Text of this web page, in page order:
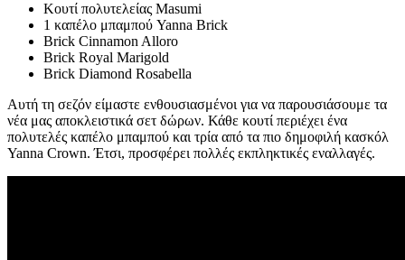
Κουτί πολυτελείας Masumi
1 καπέλο μπαμπού Yanna Brick
Brick Cinnamon Alloro
Brick Royal Marigold
Brick Diamond Rosabella
Αυτή τη σεζόν είμαστε ενθουσιασμένοι για να παρουσιάσουμε τα
νέα μας αποκλειστικά σετ δώρων. Κάθε κουτί περιέχει ένα
πολυτελές καπέλο μπαμπού και τρία από τα πιο δημοφιλή κασκόλ
Yanna Crown. Έτσι, προσφέρει πολλές εκπληκτικές εναλλαγές.